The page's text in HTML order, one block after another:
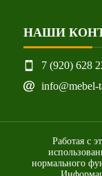
НАШИ
7 (920) 628
info@mebel-
Работая с
нормального